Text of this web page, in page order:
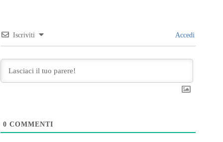
Iscriviti Accedi
0 COMMENTI